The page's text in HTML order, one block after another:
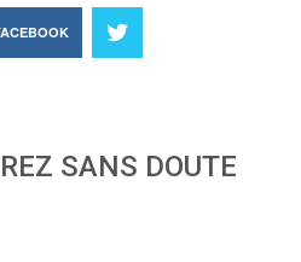
SANS DOUTE